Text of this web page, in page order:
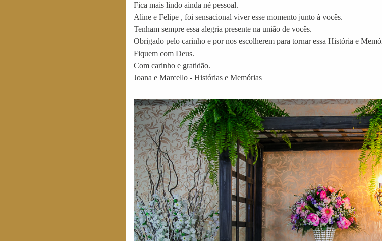
Fica mais lindo ainda né pessoal.
Aline e Felipe , foi sensacional viver esse momento junto à vocês.
Tenham sempre essa alegria presente na união de vocês.
Obrigado pelo carinho e por nos escolherem para tornar essa História e
Fiquem com Deus.
Com carinho e gratidão.
Joana e Marcello - Histórias e Memórias